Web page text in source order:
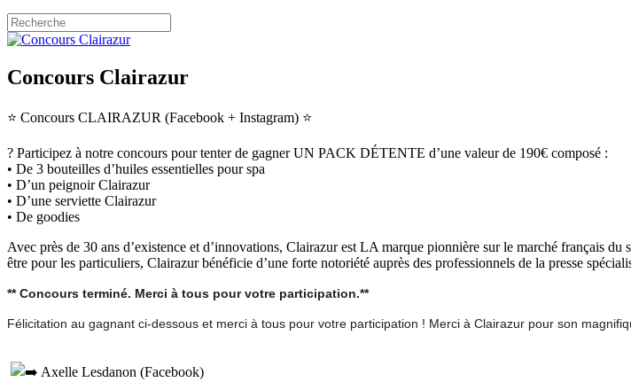
Concours Clairazur
⭐ Concours CLAIRAZUR (Facebook + Instagram) ⭐
? Participez à notre concours pour tenter de gagner UN PACK DÉTENTE d’une valeur de 190€ composé :
• De 3 bouteilles d’huiles essentielles pour spa
• D’un peignoir Clairazur
• D’une serviette Clairazur
• De goodies
Avec près de 30 ans d’existence et d’innovations, Clairazur est LA marque pionnière sur le marché français du
être pour les particuliers, Clairazur bénéficie d’une forte notoriété auprès des professionnels de la presse
** Concours terminé. Merci à tous pour votre participation.**
Félicitation au gagnant ci-dessous et merci à tous pour votre participation ! Merci à Clairazur pour son
Axelle Lesdanon (Facebook)